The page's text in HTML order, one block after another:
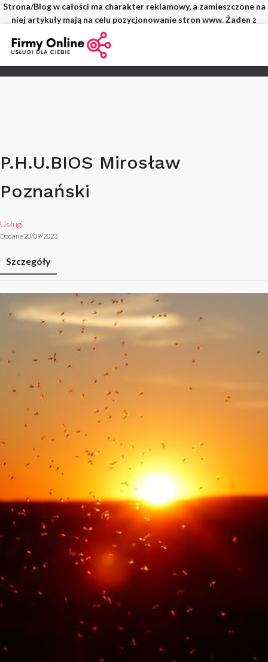
Strona/Blog w całości ma charakter reklamowy, a zamieszczone na
niej artykuły mają na celu pozycjonowanie stron www. Żaden z
wpisów nie pochodzi od użytkowników, a wszystkie zostały
P.H.U.BIOS Mirosław
Poznański
Usługi
Dodane 20/09/2023
Szczegóły